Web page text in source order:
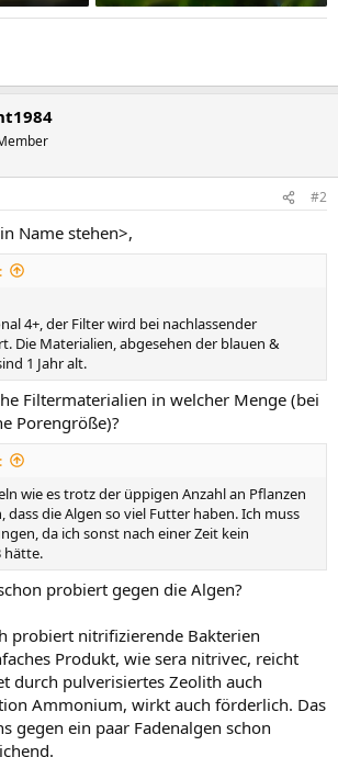
#2
Name stehen>,
4+, der Filter wird bei nachlassender
Die Materialien, abgesehen der blauen &
1 Jahr alt.
Filtermaterialien in welcher Menge (bei
Porengröße)?
wie es trotz der üppigen Anzahl an Pflanzen
dass die Algen so viel Futter haben. Ich muss
da ich sonst nach einer Zeit kein
hätte.
probiert gegen die Algen?
probiert nitrifizierende Bakterien
Produkt, wie sera nitrivec, reicht
durch pulverisiertes Zeolith auch
Ammonium, wirkt auch förderlich. Das
gegen ein paar Fadenalgen schon